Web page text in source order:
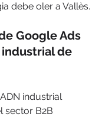
debe oler a Vallès.
Google Ads
de
industrial
sector B2B